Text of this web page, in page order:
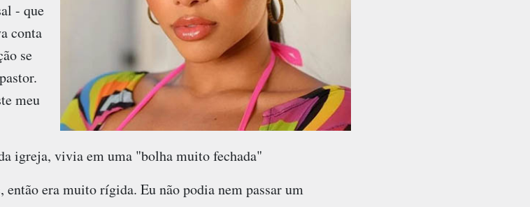
- que
conta
se
meu
igreja, vivia em uma "bolha muito fechada"
era muito rígida. Eu não podia nem passar um